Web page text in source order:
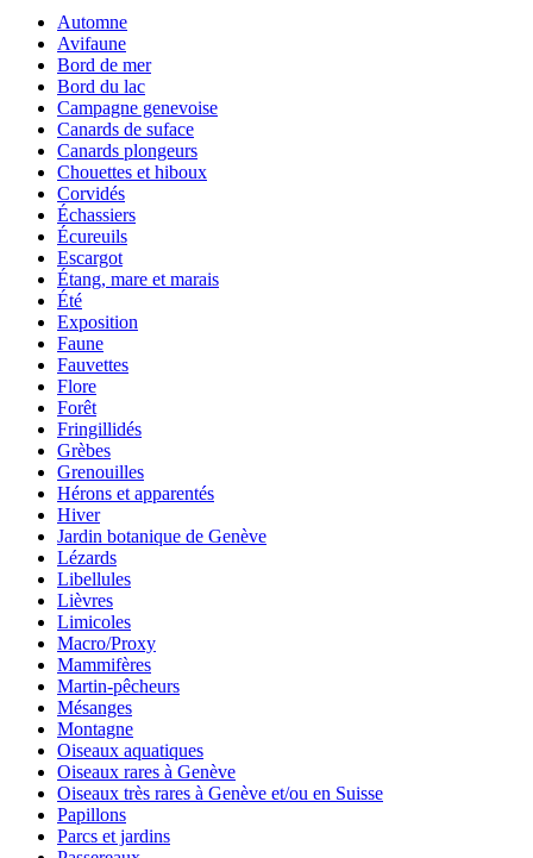
Automne
Avifaune
Bord de mer
Bord du lac
Campagne genevoise
Canards de suface
Canards plongeurs
Chouettes et hiboux
Corvidés
Échassiers
Écureuils
Escargot
Étang, mare et marais
Été
Exposition
Faune
Fauvettes
Flore
Forêt
Fringillidés
Grèbes
Grenouilles
Hérons et apparentés
Hiver
Jardin botanique de Genève
Lézards
Libellules
Lièvres
Limicoles
Macro/Proxy
Mammifères
Martin-pêcheurs
Mésanges
Montagne
Oiseaux aquatiques
Oiseaux rares à Genève
Oiseaux très rares à Genève et/ou en Suisse
Papillons
Parcs et jardins